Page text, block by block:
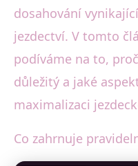
dosahování
jezdectví. V tomto
podíváme na to,
důležitý a jaké
maximalizaci
Co zahrnuje